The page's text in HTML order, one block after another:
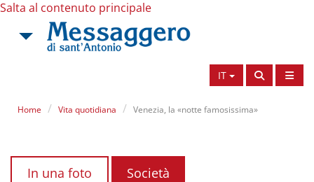
Salta al contenuto principale
IT
Home Vita quotidiana Venezia, la «notte famosissima»
In una foto Società